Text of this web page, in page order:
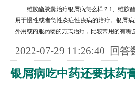
维胺酯胶囊治疗银屑病怎么样？1、维胺
用于慢性或者急性炎症性疾病的治疗。银屑
外用或内服药物的方式治疗，比较常用的有糖
2022-07-29 11:26:40 回答
银屑病吃中药还要抹药